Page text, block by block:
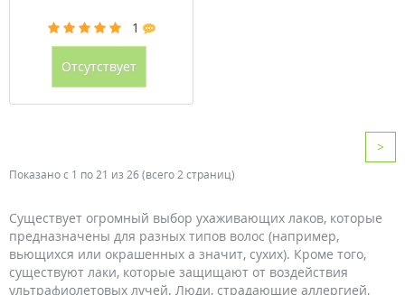
1
Отсутствует
>
Показано с 1 по 21 из 26 (всего 2 страниц)
Существует огромный выбор ухаживающих лаков, которые
предназначены для разных типов волос (например,
вьющихся или окрашенных а значит, сухих). Кроме того,
существуют лаки, которые защищают от воздействия
ультрафиолетовых лучей. Люди, страдающие аллергией,